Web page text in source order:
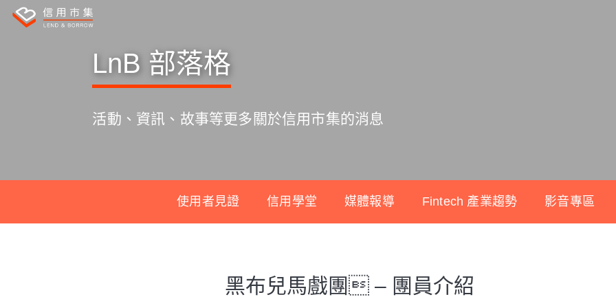
LnB 部落格
活動、資訊、故事等更多關於信用市集的消息
使用者見證 信用學堂 媒體報導 Fintech 產業趨勢 影音專區
黑布兒馬戲團 – 團員介紹